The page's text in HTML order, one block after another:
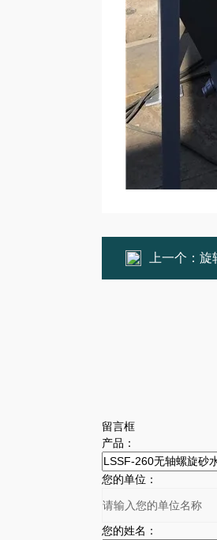
上一个： 旋
留言框
产品：
您的单位：
您的姓名：